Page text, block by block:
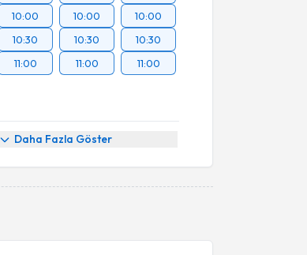
10:00
10:30
11:00
10:00
10:30
11:00
10:00
10:30
11:00
Daha Fazla Göster